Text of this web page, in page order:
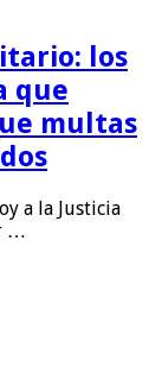
los
que
multas
a la Justicia
…